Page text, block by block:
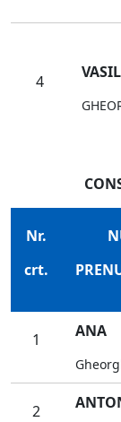
4
Nr.
crt.
1 ANA
2